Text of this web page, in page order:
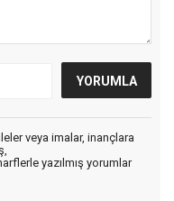
veya imalar, inançlara
yazılmış yorumlar